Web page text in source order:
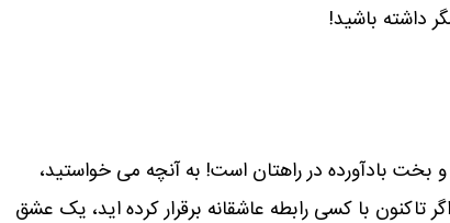
داشته باشید!
بادآورده در راھتان است! به آنچه می خواستید،
تاکنون با کسی رابطه عاشقانه برقرار کرده اید، یک عشق